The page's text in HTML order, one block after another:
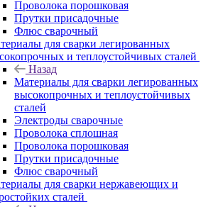
Проволока порошковая
Прутки присадочные
Флюс сварочный
для сварки легированных
и теплоустойчивых сталей
Назад
Материалы для сварки легированных
высокопрочных и теплоустойчивых
сталей
Электроды сварочные
Проволока сплошная
Проволока порошковая
Прутки присадочные
Флюс сварочный
для сварки нержавеющих и
сталей